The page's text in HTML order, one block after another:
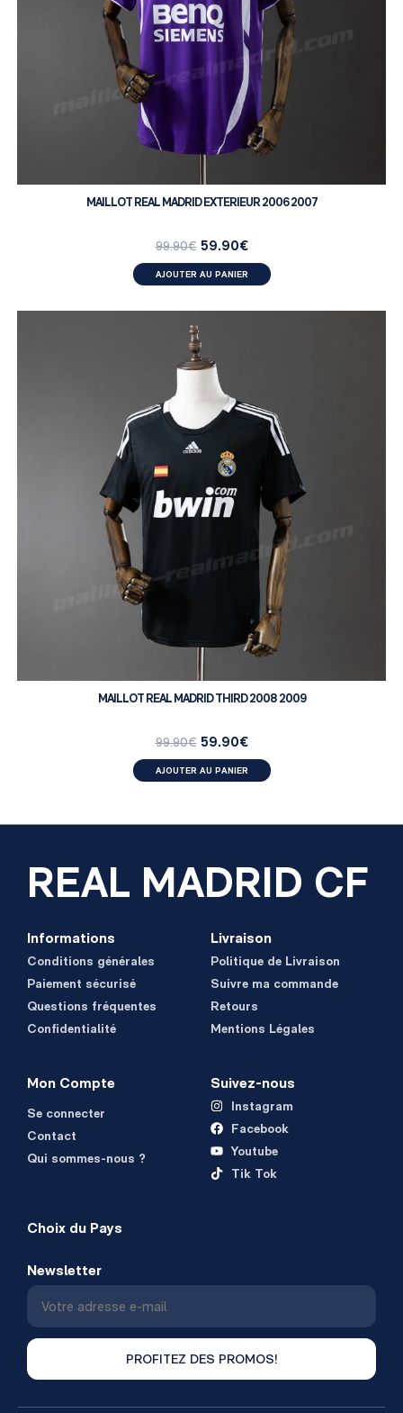
MAILLOT REAL MADRID EXTERIEUR 2006 2007
99.90€ 59.90€
AJOUTER AU PANIER
MAILLOT REAL MADRID THIRD 2008 2009
99.90€ 59.90€
AJOUTER AU PANIER
REAL MADRID CF
Informations
Conditions générales
Paiement sécurisé
Questions fréquentes
Confidentialité
Livraison
Politique de Livraison
Suivre ma commande
Retours
Mentions Légales
Mon Compte
Se connecter
Contact
Qui sommes-nous ?
Suivez-nous
Instagram
Facebook
Youtube
Tik Tok
Choix du Pays
Newsletter
PROFITEZ DES PROMOS!